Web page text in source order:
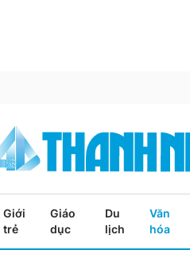
Giới
trẻ
Giáo
dục
Du
lịch
Văn
hóa